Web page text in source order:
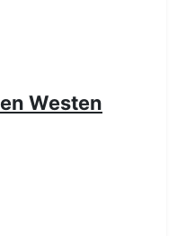
Westen